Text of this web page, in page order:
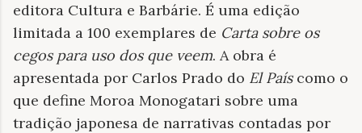
editora Cultura e Barbárie. É uma edição
limitada a 100 exemplares de Carta sobre os
cegos para uso dos que veem. A obra é
apresentada por Carlos Prado do El Paíscomo o
que define Moroa Monogatari sobre uma
tradição japonesa de narrativas contadas por